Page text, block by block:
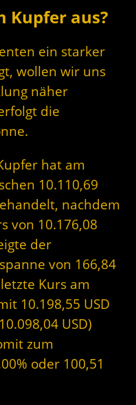
Kupfer aus?
ein starker
wollen wir uns
näher
die
hat am
10.110,69
nachdem
von 10.176,08
der
von 166,84
Kurs am
10.198,55 USD
USD)
zum
oder 100,51